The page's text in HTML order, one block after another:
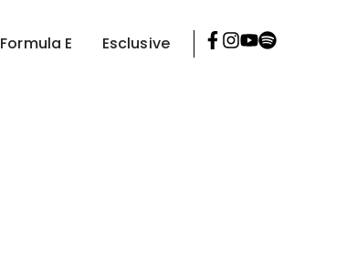
Formula E Esclusive